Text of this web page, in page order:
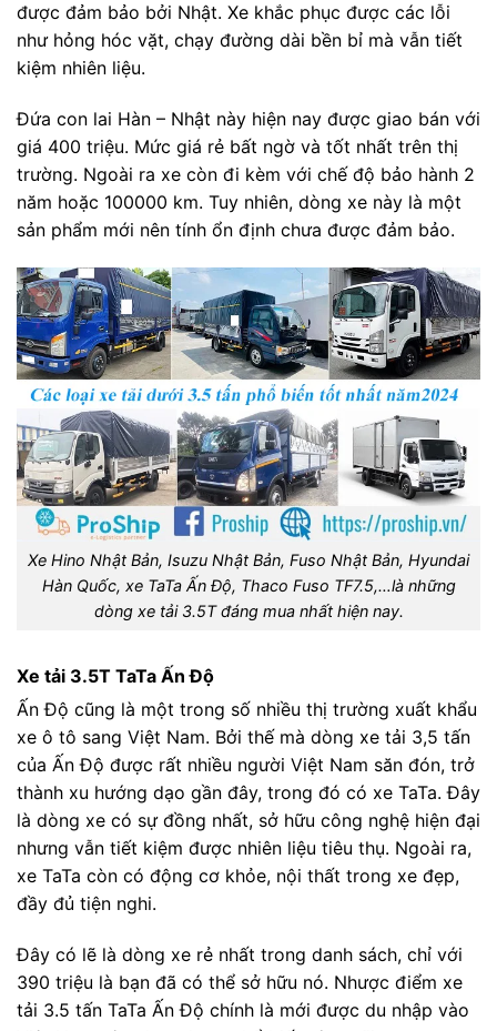
được đảm bảo bởi Nhật. Xe khắc phục được các lỗi
như hỏng hóc vặt, chạy đường dài bền bỉ mà vẫn tiết
kiệm nhiên liệu.
Đứa con lai Hàn – Nhật này hiện nay được giao bán với
giá 400 triệu. Mức giá rẻ bất ngờ và tốt nhất trên thị
trường. Ngoài ra xe còn đi kèm với chế độ bảo hành 2
năm hoặc 100000 km. Tuy nhiên, dòng xe này là một
sản phẩm mới nên tính ổn định chưa được đảm bảo.
Xe Hino Nhật Bản, Isuzu Nhật Bản, Fuso Nhật Bản, Hyundai
Hàn Quốc, xe TaTa Ấn Độ, Thaco Fuso TF7.5,…là những
dòng xe tải 3.5T đáng mua nhất hiện nay.
Xe tải 3.5T TaTa Ấn Độ
Ấn Độ cũng là một trong số nhiều thị trường xuất khẩu
xe ô tô sang Việt Nam. Bởi thế mà dòng xe tải 3,5 tấn
của Ấn Độ được rất nhiều người Việt Nam săn đón, trở
thành xu hướng dạo gần đây, trong đó có xe TaTa. Đây
là dòng xe có sự đồng nhất, sở hữu công nghệ hiện đại
nhưng vẫn tiết kiệm được nhiên liệu tiêu thụ. Ngoài ra,
xe TaTa còn có động cơ khỏe, nội thất trong xe đẹp,
đầy đủ tiện nghi.
Đây có lẽ là dòng xe rẻ nhất trong danh sách, chỉ với
390 triệu là bạn đã có thể sở hữu nó. Nhược điểm xe
tải 3.5 tấn TaTa Ấn Độ chính là mới được du nhập vào